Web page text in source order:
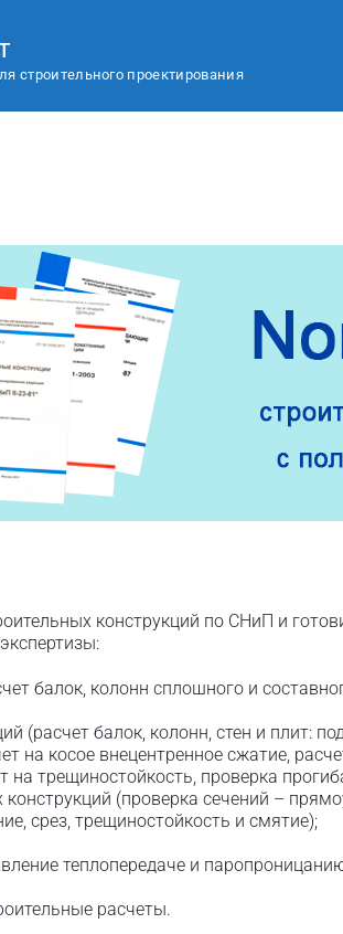
строительного проектирования
конструкций по СНиП и
балок, колонн сплошного и
(расчет балок, колонн, стен и плит:
на косое внецентренное сжатие,
на трещиностойкость, проверка
(проверка сечений –
срез, трещиностойкость и смятие);
теплопередаче и
расчеты.